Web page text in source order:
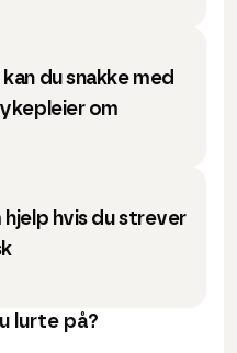
du snakke med
om
hjelp hvis du strever
lurte på?